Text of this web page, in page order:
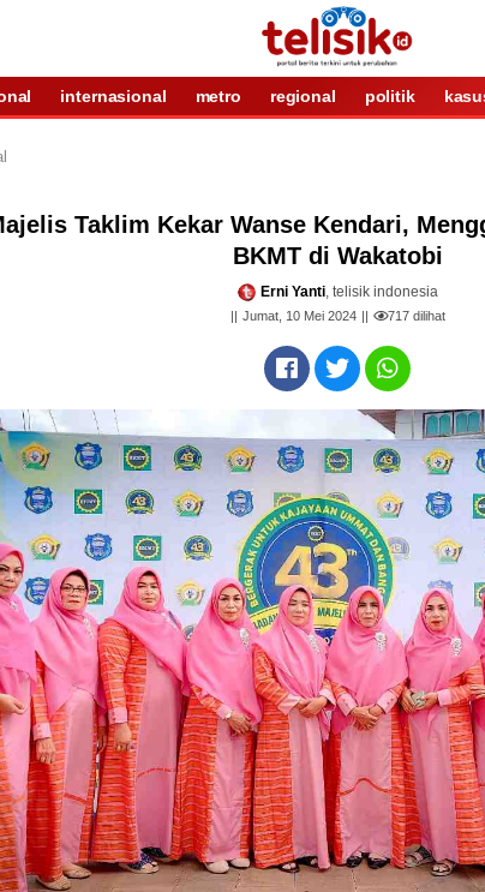
internasional metro regional politik
Taklim Kekar Wanse Kendari,
BKMT di Wakatobi
Erni Yanti, telisik indonesia
Jumat, 10 Mei 2024 717dilihat